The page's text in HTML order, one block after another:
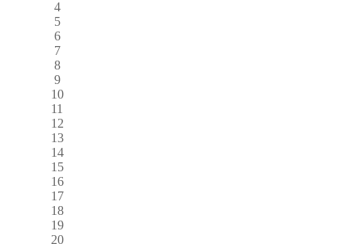
4
5
6
7
8
9
10
11
12
13
14
15
16
17
18
19
20